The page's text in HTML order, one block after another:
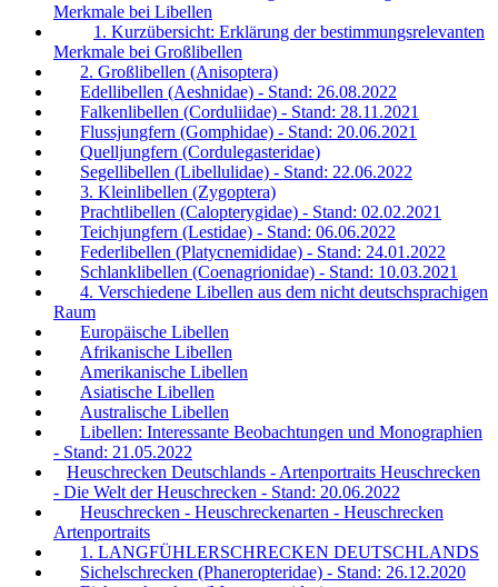
Merkmale bei Libellen
1. Kurzübersicht: Erklärung der bestimmungsrelevanten
Merkmale bei Großlibellen
2. Großlibellen (Anisoptera)
Edellibellen (Aeshnidae) - Stand: 26.08.2022
Falkenlibellen (Corduliidae) - Stand: 28.11.2021
Flussjungfern (Gomphidae) - Stand: 20.06.2021
Quelljungfern (Cordulegasteridae)
Segellibellen (Libellulidae) - Stand: 22.06.2022
3. Kleinlibellen (Zygoptera)
Prachtlibellen (Calopterygidae) - Stand: 02.02.2021
Teichjungfern (Lestidae) - Stand: 06.06.2022
Federlibellen (Platycnemididae) - Stand: 24.01.2022
Schlanklibellen (Coenagrionidae) - Stand: 10.03.2021
4. Verschiedene Libellen aus dem nicht deutschsprachigen
Raum
Europäische Libellen
Afrikanische Libellen
Amerikanische Libellen
Asiatische Libellen
Australische Libellen
Libellen: Interessante Beobachtungen und Monographien
- Stand: 21.05.2022
Heuschrecken Deutschlands - Artenportraits Heuschrecken
- Die Welt der Heuschrecken - Stand: 20.06.2022
Heuschrecken - Heuschreckenarten - Heuschrecken
Artenportraits
1. LANGFÜHLERSCHRECKEN DEUTSCHLANDS
Sichelschrecken (Phaneropteridae) - Stand: 26.12.2020